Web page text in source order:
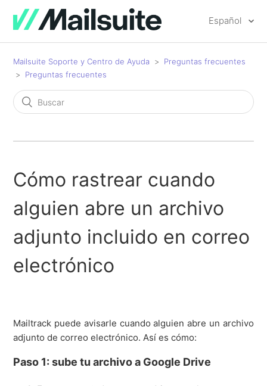
Español
Mailsuite Soporte y Centro de Ayuda
Preguntas frecuentes
Preguntas frecuentes
Cómo rastrear cuando
alguien abre un archivo
adjunto incluido en correo
electrónico
Mailtrack puede avisarle cuando alguien abre un archivo
adjunto de correo electrónico. Así es cómo:
Paso 1: sube tu archivo a Google Drive